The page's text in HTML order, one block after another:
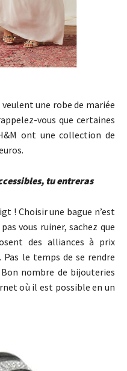
une robe de mariée
vous que certaines
ont une collection de
tu entreras
! Choisir une bague n’est
vous ruiner, sachez que
des alliances à prix
Pas le temps de se rendre
nombre de bijouteries
où il est possible en un